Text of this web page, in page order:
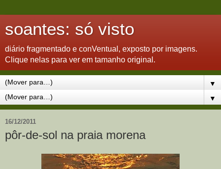
soantes: só visto
diário fragmentado e conVentual, exposto por imagens.
Clique nelas para ver em tamanho original.
▼
▼
16/12/2011
pôr-de-sol na praia morena